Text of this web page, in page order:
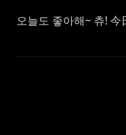
오늘도 좋아해~ 츄! 今
가입하게 되면 아라의